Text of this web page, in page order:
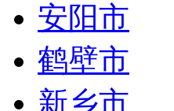
安阳市
鹤壁市
新乡市